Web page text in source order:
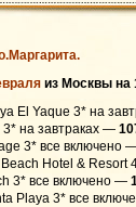
из Москвы на
El Yaque 3* на
на завтраках —
3* все включено
Hotel & Resort
3* все включено —
Playa 3* все